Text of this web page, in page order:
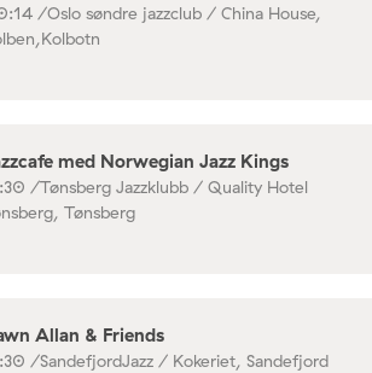
/Oslo søndre jazzclub / China House,
med Norwegian Jazz Kings
/Tønsberg Jazzklubb / Quality Hotel
Tønsberg
Allan & Friends
/SandefjordJazz / Kokeriet, Sandefjord